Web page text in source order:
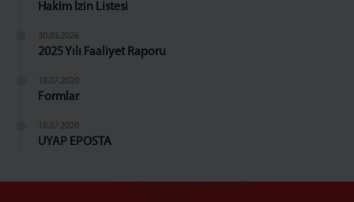
Hakim İzin Listesi
30.03.2026
2025 Yılı Faaliyet Raporu
18.07.2020
Formlar
18.07.2020
UYAP EPOSTA